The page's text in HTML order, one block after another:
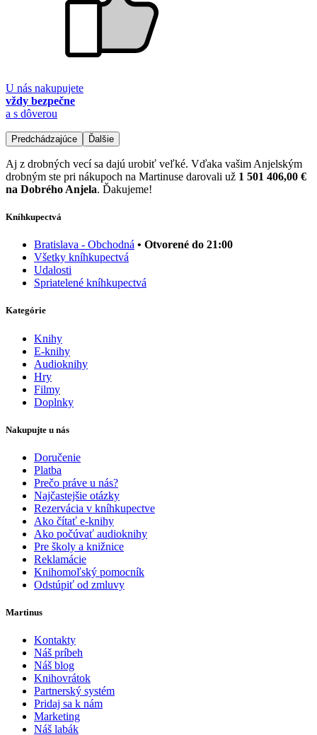
U nás nakupujete
vždy bezpečne
a s dôverou
Predchádzajúce Ďalšie
Aj z drobných vecí sa dajú urobiť veľké. Vďaka vašim Anjelským
drobným ste pri nákupoch na Martinuse darovali už 1 501 406,00 €
na Dobrého Anjela. Ďakujeme!
Kníhkupectvá
Bratislava - Obchodná • Otvorené do 21:00
Všetky kníhkupectvá
Udalosti
Spriatelené kníhkupectvá
Kategórie
Knihy
E-knihy
Audioknihy
Hry
Filmy
Doplnky
Nakupujte u nás
Doručenie
Platba
Prečo práve u nás?
Najčastejšie otázky
Rezervácia v kníhkupectve
Ako čítať e-knihy
Ako počúvať audioknihy
Pre školy a knižnice
Reklamácie
Knihomoľský pomocník
Odstúpiť od zmluvy
Martinus
Kontakty
Náš príbeh
Náš blog
Knihovrátok
Partnerský systém
Pridaj sa k nám
Marketing
Náš labák